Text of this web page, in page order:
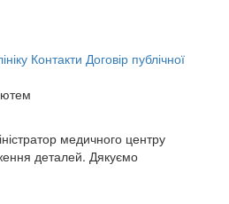
Контакти Договір публічної
медичного центру
деталей. Дякуємо